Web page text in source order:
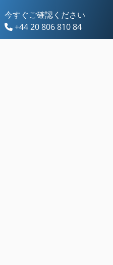
今すぐご確認ください
+44 20 806 810 84